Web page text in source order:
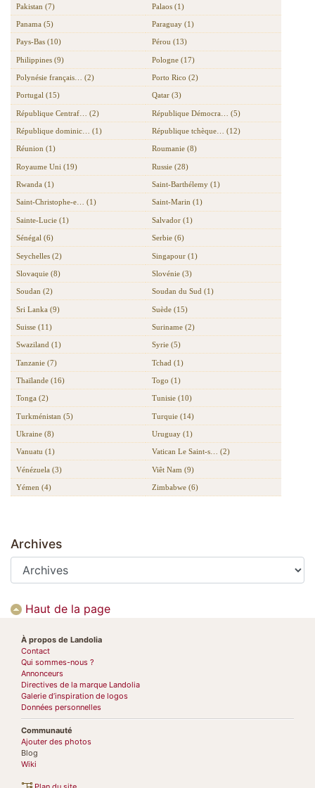
Pakistan (7) Palaos (1)
Panama (5) Paraguay (1)
Pays-Bas (10) Pérou (13)
Philippines (9) Pologne (17)
Polynésie français… (2) Porto Rico (2)
Portugal (15) Qatar (3)
République Centraf… (2) République Démocra… (5)
République dominic… (1) République tchèque… (12)
Réunion (1) Roumanie (8)
Royaume Uni (19) Russie (28)
Rwanda (1) Saint-Barthélemy (1)
Saint-Christophe-e… (1) Saint-Marin (1)
Sainte-Lucie (1) Salvador (1)
Sénégal (6) Serbie (6)
Seychelles (2) Singapour (1)
Slovaquie (8) Slovénie (3)
Soudan (2) Soudan du Sud (1)
Sri Lanka (9) Suède (15)
Suisse (11) Suriname (2)
Swaziland (1) Syrie (5)
Tanzanie (7) Tchad (1)
Thaïlande (16) Togo (1)
Tonga (2) Tunisie (10)
Turkménistan (5) Turquie (14)
Ukraine (8) Uruguay (1)
Vanuatu (1) Vatican Le Saint-s… (2)
Vénézuela (3) Viêt Nam (9)
Yémen (4) Zimbabwe (6)
Archives
Haut de la page
À propos de Landolia
Contact
Qui sommes-nous ?
Annonceurs
Directives de la marque Landolia
Galerie d’inspiration de logos
Données personnelles
Communauté
Ajouter des photos
Blog
Wiki